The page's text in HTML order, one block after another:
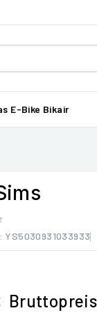
E-Bike Bikair
: YS5030931033933
Bruttopreis